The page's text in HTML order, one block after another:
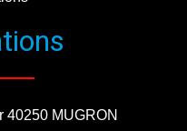
40250 MUGRON